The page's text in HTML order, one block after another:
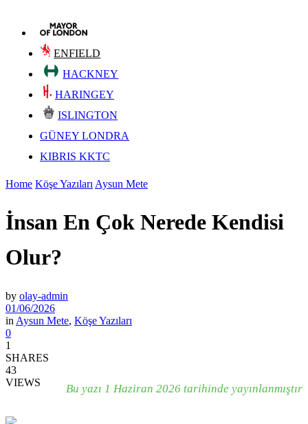
ENFIELD
HACKNEY
HARINGEY
ISLINGTON
GÜNEY LONDRA
KIBRIS KKTC
Home Köşe Yazıları Aysun Mete
İnsan En Çok Nerede Kendisi
Olur?
by olay-admin
01/06/2026
in Aysun Mete, Köşe Yazıları
0
1
SHARES
43
VIEWS
Bu yazı 1 Haziran 2026 tarihinde yayınlanmıştır